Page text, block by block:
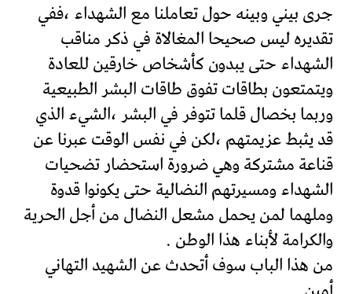
جرى بيني وبينه حول تعاملنا مع الشهداء ،ففي
تقديره ليس صحيحا المغالاة في ذكر مناقب
الشهداء حتى يبدون كأشخاص خارقين للعادة
ويتمتعون بطاقات تفوق طاقات البشر الطبيعية
وربما بخصال قلما تتوفر في البشر ،الشيء الذي
قد يثبط عزيمتهم ،لكن في نفس الوقت عبرنا عن
قناعة مشتركة وهي ضرورة استحضار تضحيات
الشهداء ومسيرتهم النضالية حتى يكونوا قدوة
وملهما لمن يحمل مشعل النضال من أجل الحرية
والكرامة لأبناء هذا الوطن .
من هذا الباب سوف أتحدث عن الشهيد التهاني